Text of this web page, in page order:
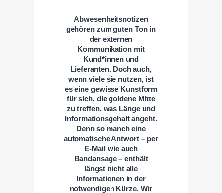
Abwesenheitsnotizen
gehören zum guten Ton in
der externen
Kommunikation mit
Kund*innen und
Lieferanten. Doch auch,
wenn viele sie nutzen, ist
es eine gewisse Kunstform
für sich, die goldene Mitte
zu treffen, was Länge und
Informationsgehalt angeht.
Denn so manch eine
automatische Antwort – per
E-Mail wie auch
Bandansage – enthält
längst nicht alle
Informationen in der
notwendigen Kürze. Wir